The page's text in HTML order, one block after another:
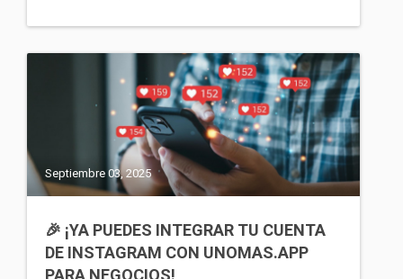
Septiembre 03, 2025
🎉 ¡YA PUEDES INTEGRAR TU CUENTA
DE INSTAGRAM CON UNOMAS.APP
PARA NEGOCIOS!